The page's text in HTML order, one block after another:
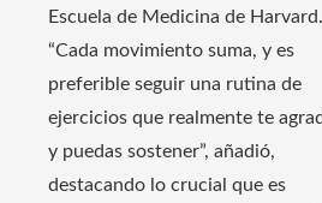
Escuela de Medicina de Harvard.
“Cada movimiento suma, y es
preferible seguir una rutina de
ejercicios que realmente te
y puedas sostener”, añadió,
destacando lo crucial que es